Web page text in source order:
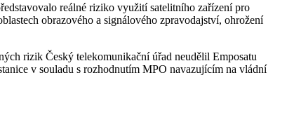
reálné riziko využití satelitního zařízení pro
obrazového a signálového zpravodajství, ohrožení
rizik Český telekomunikační úřad neudělil Emposatu
v souladu s rozhodnutím MPO navazujícím na vládní